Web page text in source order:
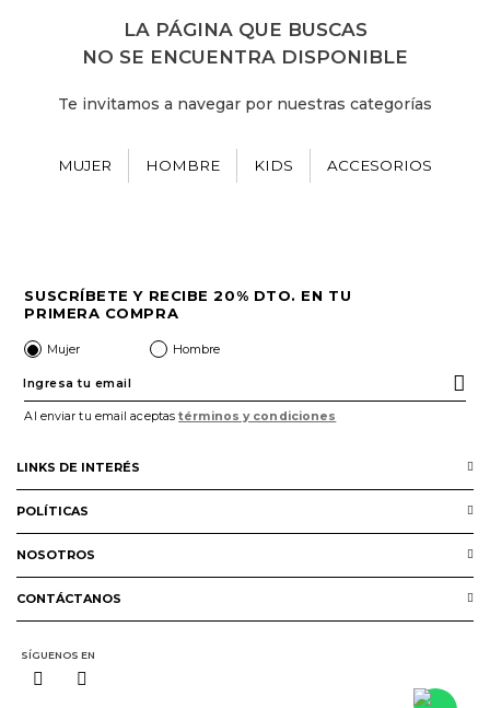
LA PÁGINA QUE BUSCAS
NO SE ENCUENTRA DISPONIBLE
Te invitamos a navegar por nuestras categorías
MUJER HOMBRE KIDS ACCESORIOS
SUSCRÍBETE Y RECIBE 20% DTO. EN TU
PRIMERA COMPRA
Mujer Hombre
Al enviar tu email aceptas términos y condiciones
LINKS DE INTERÉS
Preguntas Frecuentes
Puntos Prime
SIC
POLÍTICAS
Política de Protección de Datos
Preguntas Frecuentes
Guia de Tallas
NOSOTROS
Nuestras tiendas
CONTÁCTANOS
Whatsapp (+57) 315 5572222
SÍGUENOS EN